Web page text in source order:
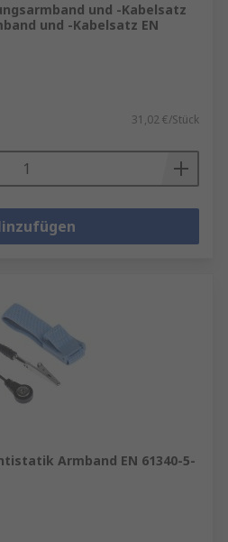
und -Kabelsatz
und -Kabelsatz EN
31,02 €/Stück
Armband EN 61340-5-